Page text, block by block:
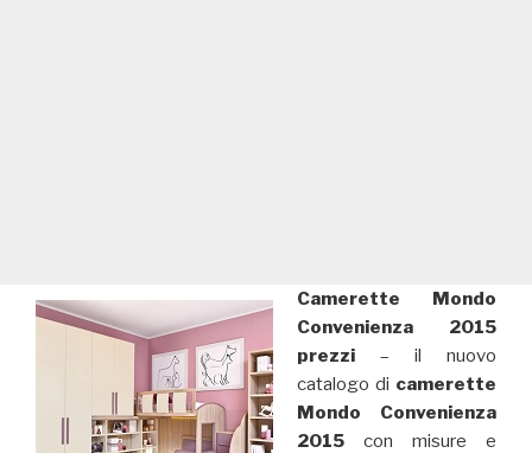
Camerette Mondo
Convenienza 2015
prezzi– il nuovo
catalogo di camerette
Mondo Convenienza
2015con misure e